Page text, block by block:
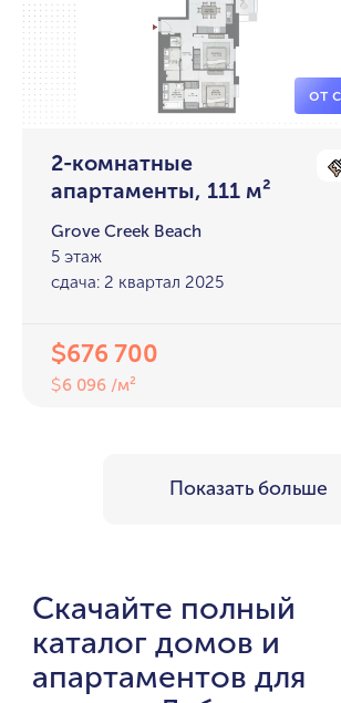
2-комнатные
апартаменты, 111 м²
Grove Creek Beach
5 этаж
сдача: 2 квартал 2025
$676 700
$6 096 /м²
Показать больше
Скачайте полный
каталог домов и
апартаментов для